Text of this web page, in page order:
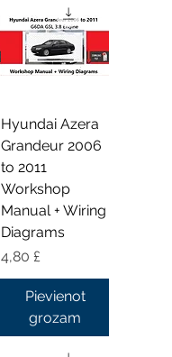
Hyundai Azera
Grandeur 2006
to 2011
Workshop
Manual + Wiring
Diagrams
Cena
4,80 £
Pievienot
grozam